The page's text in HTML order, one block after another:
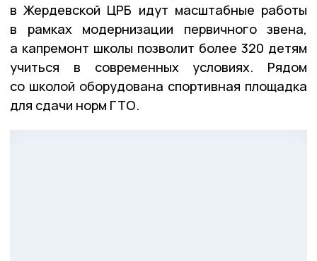
в Жердевской ЦРБ идут масштабные работы
в рамках модернизации первичного звена,
а капремонт школы позволит более 320 детям
учиться в современных условиях. Рядом
со школой оборудована спортивная площадка
для сдачи норм ГТО.